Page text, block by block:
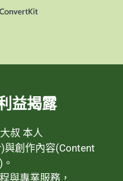
益揭露
叔 本人
與創作內容(Content
與專業服務，